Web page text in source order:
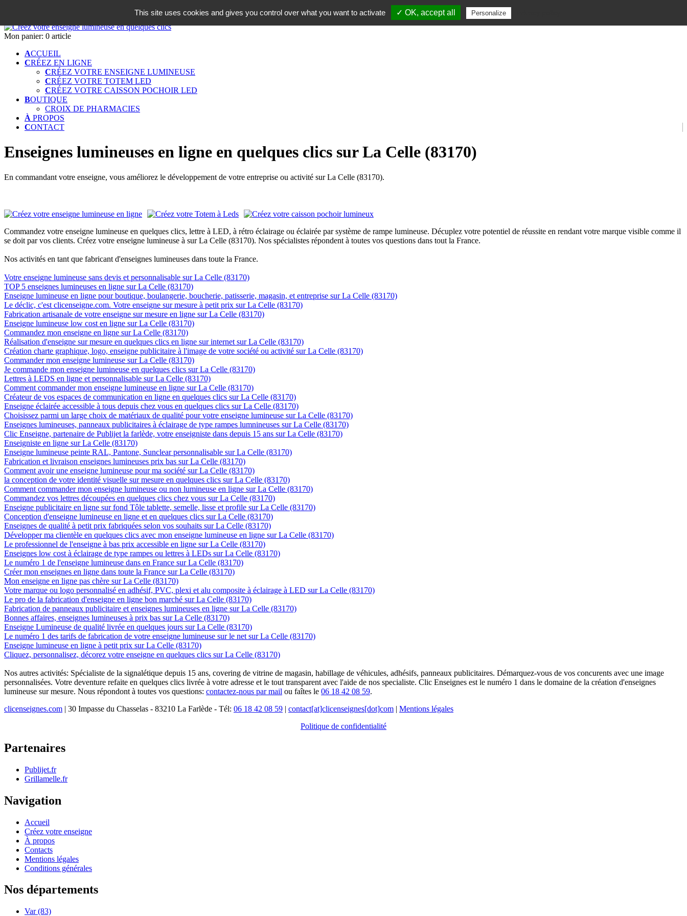
Mon panier: 0 article
ACCUEIL
CRÉEZ EN LIGNE
CRÉEZ VOTRE ENSEIGNE LUMINEUSE
CRÉEZ VOTRE TOTEM LED
CRÉEZ VOTRE CAISSON POCHOIR LED
BOUTIQUE
CROIX DE PHARMACIES
À PROPOS
CONTACT
Enseignes lumineuses en ligne en quelques clics sur La Celle (83170)
En commandant votre enseigne, vous améliorez le développement de votre entreprise ou activité sur La Celle (83170).
Commandez votre enseigne lumineuse en quelques clics, lettre à LED, à rétro éclairage ou éclairée par système de rampe lumineuse. Décuplez votre potentiel de réussite en rendant votre marque visible comme il
se doit par vos clients. Créez votre enseigne lumineuse à sur La Celle (83170). Nos spécialistes répondent à toutes vos questions dans tout la France.
Nos activités en tant que fabricant d'enseignes lumineuses dans toute la France.
Votre enseigne lumineuse sans devis et personnalisable sur La Celle (83170)
TOP 5 enseignes lumineuses en ligne sur La Celle (83170)
Enseigne lumineuse en ligne pour boutique, boulangerie, boucherie, patisserie, magasin, et entreprise sur La Celle (83170)
Le déclic, c'est clicenseigne.com. Votre enseigne sur mesure à petit prix sur La Celle (83170)
Fabrication artisanale de votre enseigne sur mesure en ligne sur La Celle (83170)
Enseigne lumineuse low cost en ligne sur La Celle (83170)
Commandez mon enseigne en ligne sur La Celle (83170)
Réalisation d'enseigne sur mesure en quelques clics en ligne sur internet sur La Celle (83170)
Création charte graphique, logo, enseigne publicitaire à l'image de votre société ou activité sur La Celle (83170)
Commander mon enseigne lumineuse sur La Celle (83170)
Je commande mon enseigne lumineuse en quelques clics sur La Celle (83170)
Lettres à LEDS en ligne et personnalisable sur La Celle (83170)
Comment commander mon enseigne lumineuse en ligne sur La Celle (83170)
Créateur de vos espaces de communication en ligne en quelques clics sur La Celle (83170)
Enseigne éclairée accessible à tous depuis chez vous en quelques clics sur La Celle (83170)
Choisissez parmi un large choix de matériaux de qualité pour votre enseigne lumineuse sur La Celle (83170)
Enseignes lumineuses, panneaux publicitaires à éclairage de type rampes lumnineuses sur La Celle (83170)
Clic Enseigne, partenaire de Publijet la farlède, votre enseigniste dans depuis 15 ans sur La Celle (83170)
Enseigniste en ligne sur La Celle (83170)
Enseigne lumineuse peinte RAL, Pantone, Sunclear personnalisable sur La Celle (83170)
Fabrication et livraison enseignes lumineuses prix bas sur La Celle (83170)
Comment avoir une enseigne lumineuse pour ma société sur La Celle (83170)
la conception de votre identité visuelle sur mesure en quelques clics sur La Celle (83170)
Comment commander mon enseigne lumineuse ou non lumineuse en ligne sur La Celle (83170)
Commandez vos lettres découpées en quelques clics chez vous sur La Celle (83170)
Enseigne publicitaire en ligne sur fond Tôle tablette, semelle, lisse et profile sur La Celle (83170)
Conception d'enseigne lumineuse en ligne et en quelques clics sur La Celle (83170)
Enseignes de qualité à petit prix fabriquées selon vos souhaits sur La Celle (83170)
Développer ma clientèle en quelques clics avec mon enseigne lumineuse en ligne sur La Celle (83170)
Le professionnel de l'enseigne à bas prix accessible en ligne sur La Celle (83170)
Enseignes low cost à éclairage de type rampes ou lettres à LEDs sur La Celle (83170)
Le numéro 1 de l'enseigne lumineuse dans en France sur La Celle (83170)
Créer mon enseignes en ligne dans toute la France sur La Celle (83170)
Mon enseigne en ligne pas chère sur La Celle (83170)
Votre marque ou logo personnalisé en adhésif, PVC, plexi et alu composite à éclairage à LED sur La Celle (83170)
Le pro de la fabrication d'enseigne en ligne bon marché sur La Celle (83170)
Fabrication de panneaux publicitaire et enseignes lumineuses en ligne sur La Celle (83170)
Bonnes affaires, enseignes lumineuses à prix bas sur La Celle (83170)
Enseigne Lumineuse de qualité livrée en quelques jours sur La Celle (83170)
Le numéro 1 des tarifs de fabrication de votre enseigne lumineuse sur le net sur La Celle (83170)
Enseigne lumineuse en ligne à petit prix sur La Celle (83170)
Cliquez, personnalisez, décorez votre enseigne en quelques clics sur La Celle (83170)
Nos autres activités: Spécialiste de la signalétique depuis 15 ans, covering de vitrine de magasin, habillage de véhicules, adhésifs, panneaux publicitaires. Démarquez-vous de vos concurents avec une image
personnalisées. Votre deventure refaite en quelques clics livrée à votre adresse et le tout transparent avec l'aide de nos specialiste. Clic Enseignes est le numéro 1 dans le domaine de la création d'enseignes
lumineuse sur mesure. Nous répondont à toutes vos questions: contactez-nous par mail ou faîtes le 06 18 42 08 59.
clicenseignes.com | 30 Impasse du Chasselas - 83210 La Farlède - Tél: 06 18 42 08 59 | contact[at]clicenseignes[dot]com | Mentions légales
Politique de confidentialité
Partenaires
Publijet.fr
Grillamelle.fr
Navigation
Accueil
Créez votre enseigne
À propos
Contacts
Mentions légales
Conditions générales
Nos départements
Var (83)
This site uses cookies and gives you control over what you want to activate ✓ OK, accept all Personalize